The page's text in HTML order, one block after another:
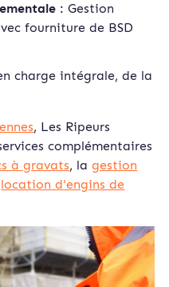
: Gestion
fourniture de BSD
charge intégrale, de la
, Les Ripeurs
complémentaires
à gravats, lagestion
location d'engins de